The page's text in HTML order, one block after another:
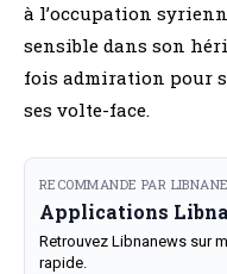
à l’occupation
sensible dans son
fois admiration pour
ses volte-face.
RECOMMANDE PAR
Applications
Retrouvez Libnanews sur
rapide.